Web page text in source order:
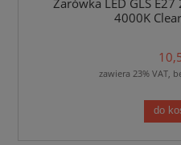
Żarówka LED GLS
4000K
zawiera 23% VAT,
do